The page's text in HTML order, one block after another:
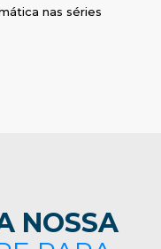
nas séries
NOSSA